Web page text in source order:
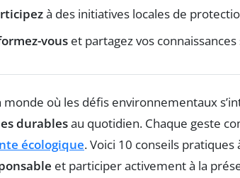
à des initiatives locales de
vous et partagez vos
monde où les défis environnementaux
durablesau quotidien. Chaque geste
écologique. Voici 10 conseils
et participer activement à la